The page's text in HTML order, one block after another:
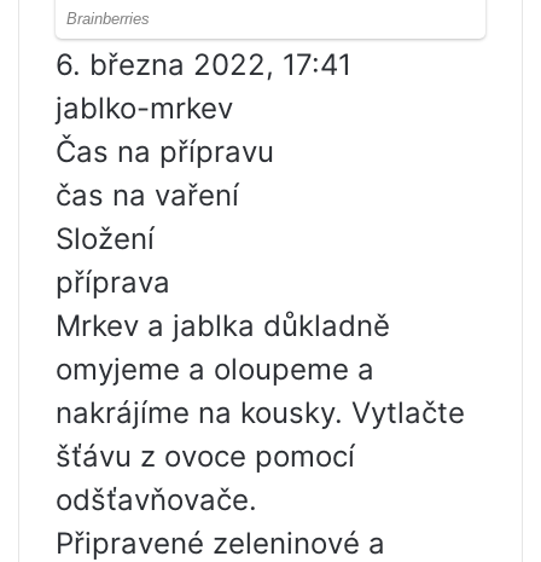
6. března 2022, 17:41
jablko-mrkev
Čas na přípravu
čas na vaření
Složení
příprava
Mrkev a jablka důkladně
omyjeme a oloupeme a
nakrájíme na kousky. Vytlačte
šťávu z ovoce pomocí
odšťavňovače.
Připravené zeleninové a